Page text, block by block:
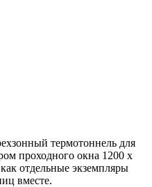
термотоннель для
проходного окна 1200 х
отдельные экземпляры
вместе.